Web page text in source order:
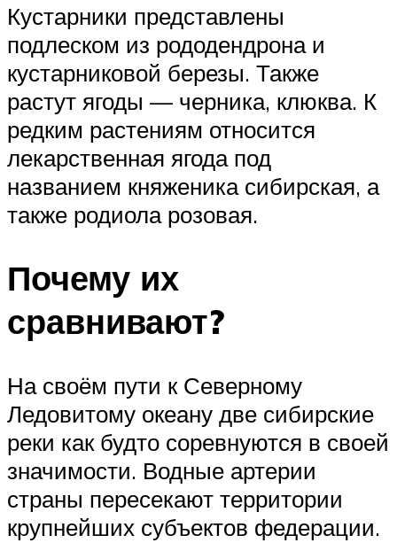
Кустарники представлены
подлеском из рододендрона и
кустарниковой березы. Также
растут ягоды — черника, клюква. К
редким растениям относится
лекарственная ягода под
названием княженика сибирская, а
также родиола розовая.
Почему их
сравнивают?
На своём пути к Северному
Ледовитому океану две сибирские
реки как будто соревнуются в своей
значимости. Водные артерии
страны пересекают территории
крупнейших субъектов федерации.